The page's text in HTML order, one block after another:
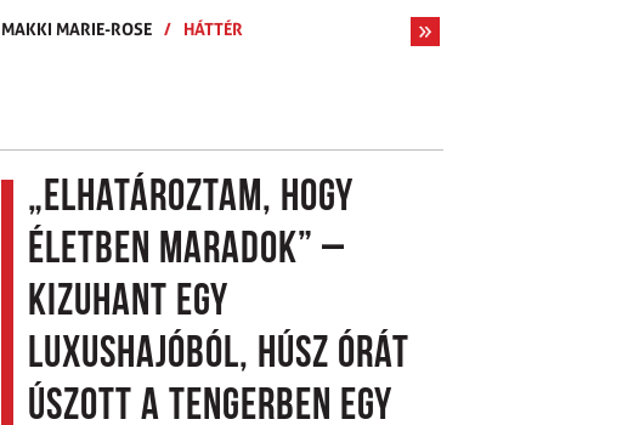
MAKKI MARIE-ROSE / HÁTTÉR
„Elhatároztam, hogy
életben maradok” –
kizuhant egy
luxushajóból, húsz órát
úszott a tengerben egy